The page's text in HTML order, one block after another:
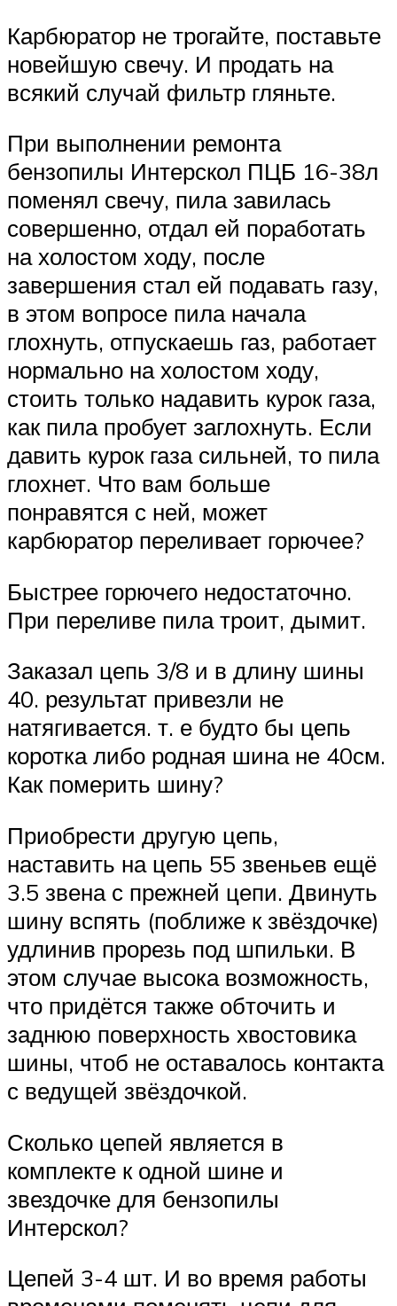
Карбюратор не трогайте, поставьте
новейшую свечу. И продать на
всякий случай фильтр гляньте.
При выполнении ремонта
бензопилы Интерскол ПЦБ 16-38л
поменял свечу, пила завилась
совершенно, отдал ей поработать
на холостом ходу, после
завершения стал ей подавать газу,
в этом вопросе пила начала
глохнуть, отпускаешь газ, работает
нормально на холостом ходу,
стоить только надавить курок газа,
как пила пробует заглохнуть. Если
давить курок газа сильней, то пила
глохнет. Что вам больше
понравятся с ней, может
карбюратор переливает горючее?
Быстрее горючего недостаточно.
При переливе пила троит, дымит.
Заказал цепь 3/8 и в длину шины
40. результат привезли не
натягивается. т. е будто бы цепь
коротка либо родная шина не 40см.
Как померить шину?
Приобрести другую цепь,
наставить на цепь 55 звеньев ещё
3.5 звена с прежней цепи. Двинуть
шину вспять (поближе к звёздочке)
удлинив прорезь под шпильки. В
этом случае высока возможность,
что придётся также обточить и
заднюю поверхность хвостовика
шины, чтоб не оставалось контакта
с ведущей звёздочкой.
Сколько цепей является в
комплекте к одной шине и
звездочке для бензопилы
Интерскол?
Цепей 3-4 шт. И во время работы